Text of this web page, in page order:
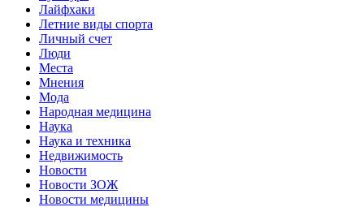
Лайфхаки
Летние виды спорта
Личный счет
Люди
Места
Мнения
Мода
Народная медицина
Наука
Наука и техника
Недвижимость
Новости
Новости ЗОЖ
Новости медицины